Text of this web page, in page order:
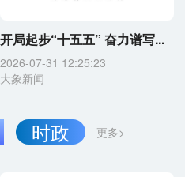
开局起步“十五五” 奋力谱写...
2026-07-31 12:25:23
大象新闻
更多>
时政